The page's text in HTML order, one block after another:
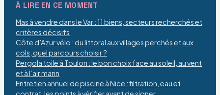
À LIRE EN CE MOMENT
Mas à vendre dans le Var : 11 biens, secteurs recherchés et
critères décisifs
Côte d’Azur vélo : du littoral aux villages perchés et aux
cols, quel parcours choisir ?
Pergola toile à Toulon : le bon choix face au soleil, au vent
et à l’air marin
Entretien annuel de piscine à Nice : filtration, eau et